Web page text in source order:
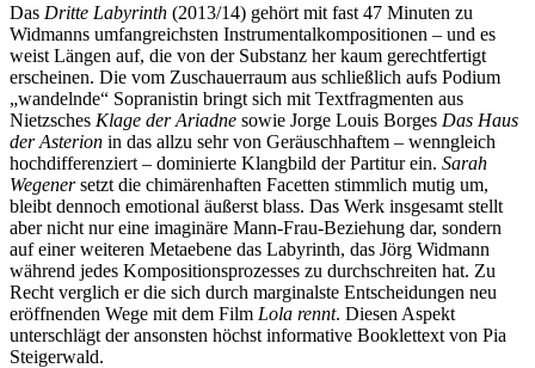
Das Dritte Labyrinth (2013/14) gehört mit fast 47 Minuten zu
Widmanns umfangreichsten Instrumentalkompositionen – und es
weist Längen auf, die von der Substanz her kaum gerechtfertigt
erscheinen. Die vom Zuschauerraum aus schließlich aufs Podium
„wandelnde“ Sopranistin bringt sich mit Textfragmenten aus
Nietzsches Klage der Ariadne sowie Jorge Louis Borges Das Haus
der Asterion in das allzu sehr von Geräuschhaftem – wenngleich
hochdifferenziert – dominierte Klangbild der Partitur ein. Sarah
Wegenersetzt die chimärenhaften Facetten stimmlich mutig um,
bleibt dennoch emotional äußerst blass. Das Werk insgesamt stellt
aber nicht nur eine imaginäre Mann-Frau-Beziehung dar, sondern
auf einer weiteren Metaebene das Labyrinth, das Jörg Widmann
während jedes Kompositionsprozesses zu durchschreiten hat. Zu
Recht verglich er die sich durch marginalste Entscheidungen neu
eröffnenden Wege mit dem Film Lola rennt. Diesen Aspekt
unterschlägt der ansonsten höchst informative Booklettext von Pia
Steigerwald.